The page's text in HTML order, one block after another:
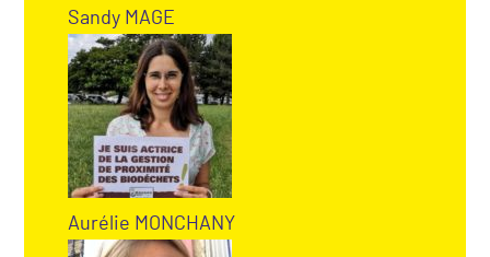
Sandy MAGE
Aurélie MONCHANY